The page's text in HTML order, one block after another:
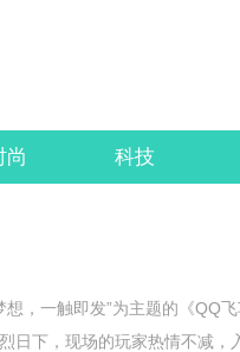
尚 科技
，一触即发”为主题的《QQ
日下，现场的玩家热情不减，